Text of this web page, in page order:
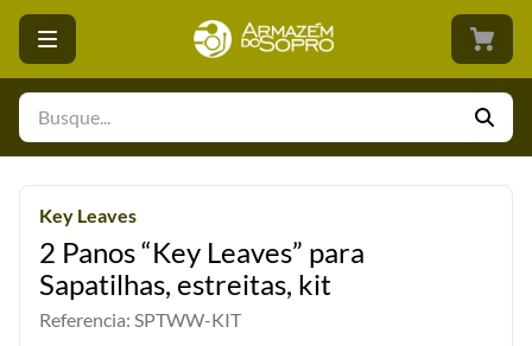
Busque...
Key Leaves
2 Panos “Key Leaves” para
Sapatilhas, estreitas, kit
Referencia: SPTWW-KIT